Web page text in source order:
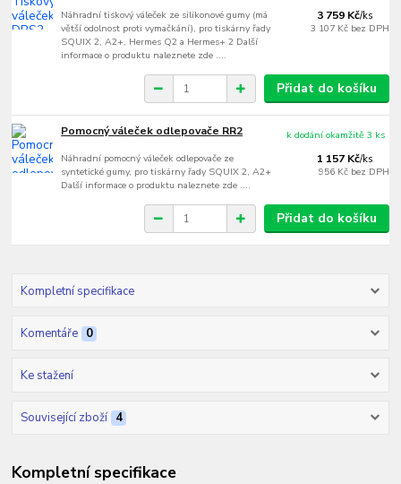
Náhradní tiskový váleček ze silikonové gumy (má
větší odolnost proti vymačkání), pro tiskárny řady
SQUIX 2, A2+, Hermes Q2 a Hermes+ 2 Další
informace o produktu naleznete zde ....
3 759 Kč/ks
3 107 Kč bez DPH
Přidat do košíku
Pomocný váleček odlepovače RR2
Náhradní pomocný váleček odlepovače ze
syntetické gumy, pro tiskárny řady SQUIX 2, A2+
Další informace o produktu naleznete zde ....
1 157 Kč/ks
956 Kč bez DPH
k dodání okamžitě 3 ks
Přidat do košíku
Kompletní specifikace
Komentáře 0
Ke stažení
Související zboží 4
Kompletní specifikace